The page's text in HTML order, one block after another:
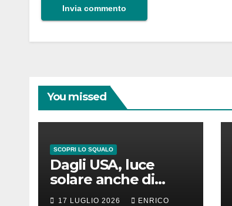
You missed
SCOPRI LO SQUALO
Dagli USA, luce
solare anche di
notte
17 LUGLIO 2026 ENRICO